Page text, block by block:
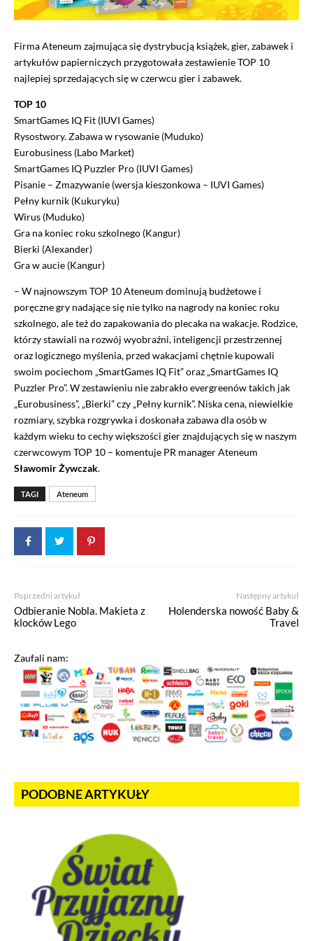
Firma Ateneum zajmująca się dystrybucją książek, gier, zabawek i
artykułów papierniczych przygotowała zestawienie TOP 10
najlepiej sprzedających się w czerwcu gier i zabawek.
TOP 10
SmartGames IQ Fit (IUVI Games)
Rysostwory. Zabawa w rysowanie (Muduko)
Eurobusiness (Labo Market)
SmartGames IQ Puzzler Pro (IUVI Games)
Pisanie – Zmazywanie (wersja kieszonkowa – IUVI Games)
Pełny kurnik (Kukuryku)
Wirus (Muduko)
Gra na koniec roku szkolnego (Kangur)
Bierki (Alexander)
Gra w aucie (Kangur)
– W najnowszym TOP 10 Ateneum dominują budżetowe i
poręczne gry nadające się nie tylko na nagrody na koniec roku
szkolnego, ale też do zapakowania do plecaka na wakacje. Rodzice,
którzy stawiali na rozwój wyobraźni, inteligencji przestrzennej
oraz logicznego myślenia, przed wakacjami chętnie kupowali
swoim pociechom „SmartGames IQ Fit” oraz „SmartGames IQ
Puzzler Pro”. W zestawieniu nie zabrakło evergreenów takich jak
„Eurobusiness”, „Bierki” czy „Pełny kurnik”. Niska cena, niewielkie
rozmiary, szybka rozgrywka i doskonała zabawa dla osób w
każdym wieku to cechy większości gier znajdujących się w naszym
czerwcowym TOP 10 – komentuje PR manager Ateneum
Sławomir Żywczak.
TAGI Ateneum
Poprzedni artykuł
Odbieranie Nobla. Makieta z
klocków Lego
Następny artykuł
Holenderska nowość Baby &
Travel
Zaufali nam:
PODOBNE ARTYKUŁY